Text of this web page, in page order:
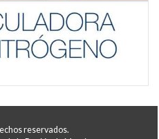
reservados.